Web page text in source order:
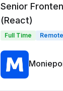
Senior
(React)
Full Time Remote